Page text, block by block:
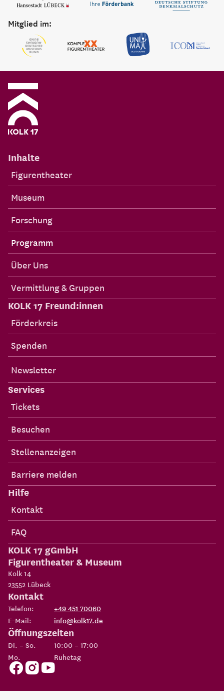
Mitglied im:
Inhalte
Figurentheater
Museum
Forschung
Programm
Über Uns
Vermittlung & Gruppen
KOLK 17 Freund:innen
Förderkreis
Spenden
Newsletter
Services
Tickets
Besuchen
Stellenanzeigen
Barriere melden
Hilfe
Kontakt
FAQ
KOLK 17 gGmbH
Figurentheater & Museum
Kolk 14
23552 Lübeck
Kontakt
Telefon:
+49 451 70060
E-Mail:
info@kolk17.de
Öffnungszeiten
Di. – So.
10:00 – 17:00
Mo.
Ruhetag